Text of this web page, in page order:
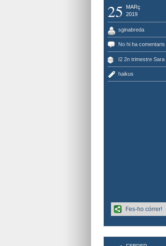
25
MARç
2019
sginabreda
No hi ha comentaris
I2 2n trimestre Sara
haikus
Fes-ho córrer!